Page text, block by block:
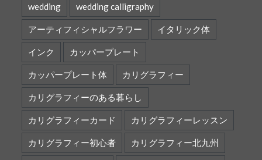
wedding wedding calligraphy
アーティフィシャルフラワー イタリック体
インク カッパープレート
カッパープレート体 カリグラフィー
カリグラフィーのある暮らし
カリグラフィーカード カリグラフィーレッスン
カリグラフィー初心者 カリグラフィー北九州